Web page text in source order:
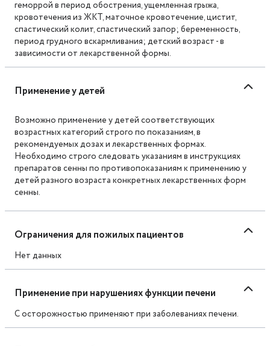
геморрой в период обострения, ущемленная грыжа,
кровотечения из ЖКТ, маточное кровотечение, цистит,
спастический колит, спастический запор; беременность,
период грудного вскармливания; детский возраст - в
зависимости от лекарственной формы.
Применение у детей
Возможно применение у детей соответствующих
возрастных категорий строго по показаниям, в
рекомендуемых дозах и лекарственных формах.
Необходимо строго следовать указаниям в инструкциях
препаратов сенны по противопоказаниям к применению у
детей разного возраста конкретных лекарственных форм
сенны.
Ограничения для пожилых пациентов
Нет данных
Применение при нарушениях функции печени
С осторожностью применяют при заболеваниях печени.